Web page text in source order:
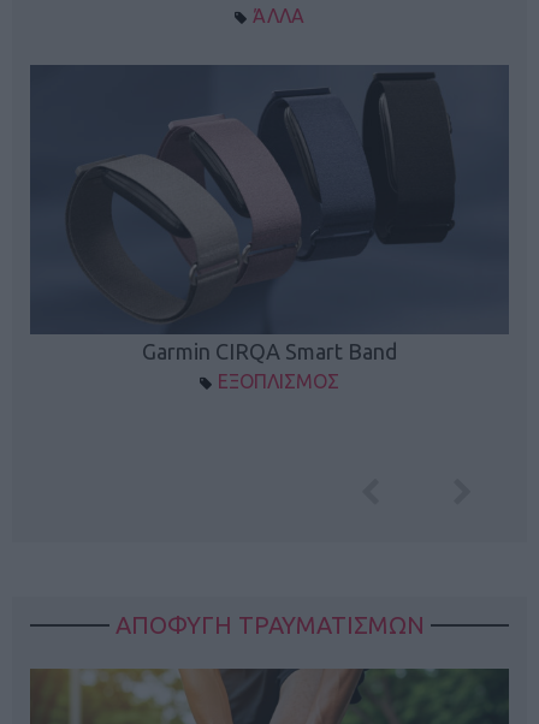
ΆΛΛΑ
Garmin CIRQA Smart Band
ΕΞΟΠΛΙΣΜΟΣ
ΑΠΟΦΥΓΗ ΤΡΑΥΜΑΤΙΣΜΩΝ